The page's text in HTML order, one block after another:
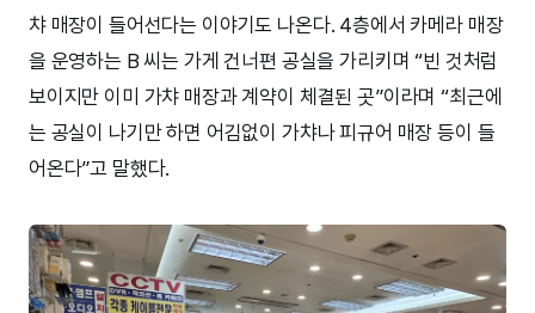
챠 매장이 들어선다는 이야기도 나온다. 4층에서 카메라 매장
을 운영하는 B 씨는 가게 건너편 공실을 가리키며 “빈 것처럼
보이지만 이미 가챠 매장과 계약이 체결된 곳”이라며 “최근에
는 공실이 나기만 하면 어김없이 가챠나 피규어 매장 등이 들
어온다”고 말했다.